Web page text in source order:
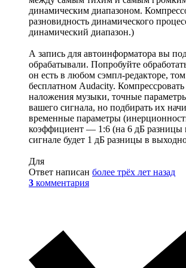
динамическим диапазоном.
разновидность динамического
динамический диапазон.)
А запись для автоинформатора вы
обрабатывали. Попробуйте
он есть в любом сэмпл-редакторе,
бесплатном Audacity.
наложения музыки, точные
вашего сигнала, но подбирать их
временные параметры
коэффициент — 1:6 (на 6 дБ разницы
сигнале будет 1 дБ разницы в
Для
Ответ написан более трёх лет назад
3 комментария